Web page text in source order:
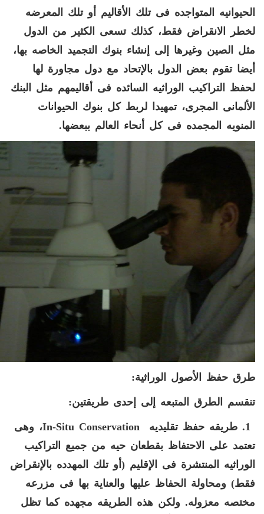
الحيوانيه المتواجده فى تلك الأقاليم أو تلك المعرضه
لخطر الانقراض فقط، كذلك تسعى الكثير من الدول
مثل الصين وغيرها إلى
إنشاء بنوك التجميد الخاصه بها،
أيضا تقوم بعض الدول بالإتحاد مع دول مجاورة لها
لحفظ التراكيب الوراثيه السائده فى أقاليمهم مثل البنك
الألمانى المجرى، تمهيدا لربط كل بنوك الحيوانات
المنويه المجمده فى كل أنحاء العالم ببعضها.
طرق حفظ الأصول الوراثية:
تنقسم الطرق المتبعه إلى إحدى طريقتين:
طريقه حفظ تقليديه In-Situ Conservation، وهى
تعتمد على الاحتفاظ بقطعان حيه من جميع التراكيب
الوراثيه المنتشرة فى الإقليم (أو تلك المهدده بالإنقراض
فقط) ومحاولة الحفاظ عليها والعناية بها فى مزرعه
مختصه معزوله. ولكن هذه الطريقه مجهده كما تظل